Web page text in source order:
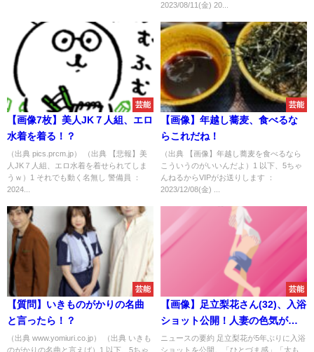
2023/08/11(金) 20...
芸能
【画像7枚】美人JK７人組、エロ
水着を着る！？
（出典 pics.prcm.jp） （出典 【悲報】美
人JK７人組、エロ水着を着せられてしま
うｗ）1 それでも動く名無し 警備員 ：
2024...
芸能
【画像】年越し蕎麦、食べるな
らこれだね！
（出典 【画像】年越し蕎麦を食べるなら
こういうのがいいんだよ）1 以下、5ちゃ
んねるからVIPがお送りします ：
2023/12/08(金) ...
芸能
【質問】いきものがかりの名曲
と言ったら！？
（出典 www.yomiuri.co.jp） （出典 いきも
のがかりの名曲と言えば）1 以下、5ちゃ
芸能
【画像】足立梨花さん(32)、入浴
ショット公開！人妻の色気がす
ごすぎるｗｗｗ
ニュースの要約 足立梨花が5年ぶりに入浴
ショットを公開。「ひとづま感」「太も